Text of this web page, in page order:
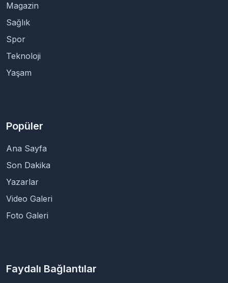
Magazin
Sağlık
Spor
Teknoloji
Yaşam
Popüler
Ana Sayfa
Son Dakika
Yazarlar
Video Galeri
Foto Galeri
Faydalı Bağlantılar